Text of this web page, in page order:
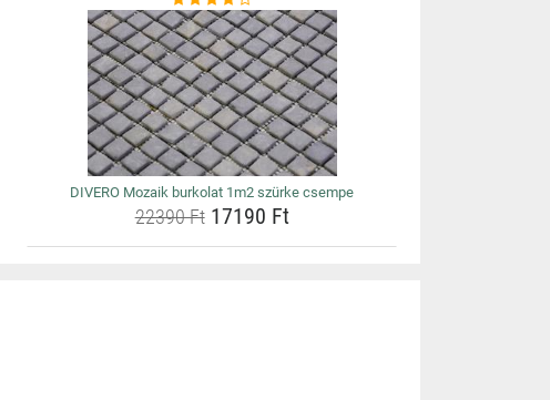
DIVERO Mozaik burkolat 1m2 szürke csempe
22390 Ft17190 Ft